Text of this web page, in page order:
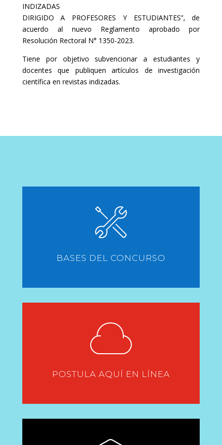
INDIZADAS
DIRIGIDO A PROFESORES Y ESTUDIANTES”, de
acuerdo al nuevo Reglamento aprobado por
Resolución Rectoral N° 1350-2023.
Tiene por objetivo subvencionar a estudiantes y
docentes que publiquen artículos de investigación
científica en revistas indizadas.
BASES DEL CONCURSO
POSTULA AQUÍ EN LÍNEA